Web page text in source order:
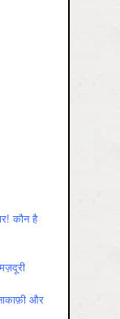
कौन है
और